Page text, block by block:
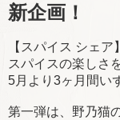
新企画！
【スパイス シェア】
スパイスの楽しさ
5月より3ヶ月間い
第一弾は、野乃猫